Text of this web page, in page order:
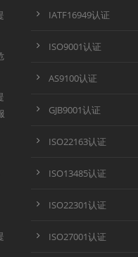
IATF16949认证
ISO9001认证
AS9100认证
GJB9001认证
ISO22163认证
ISO13485认证
ISO22301认证
ISO27001认证